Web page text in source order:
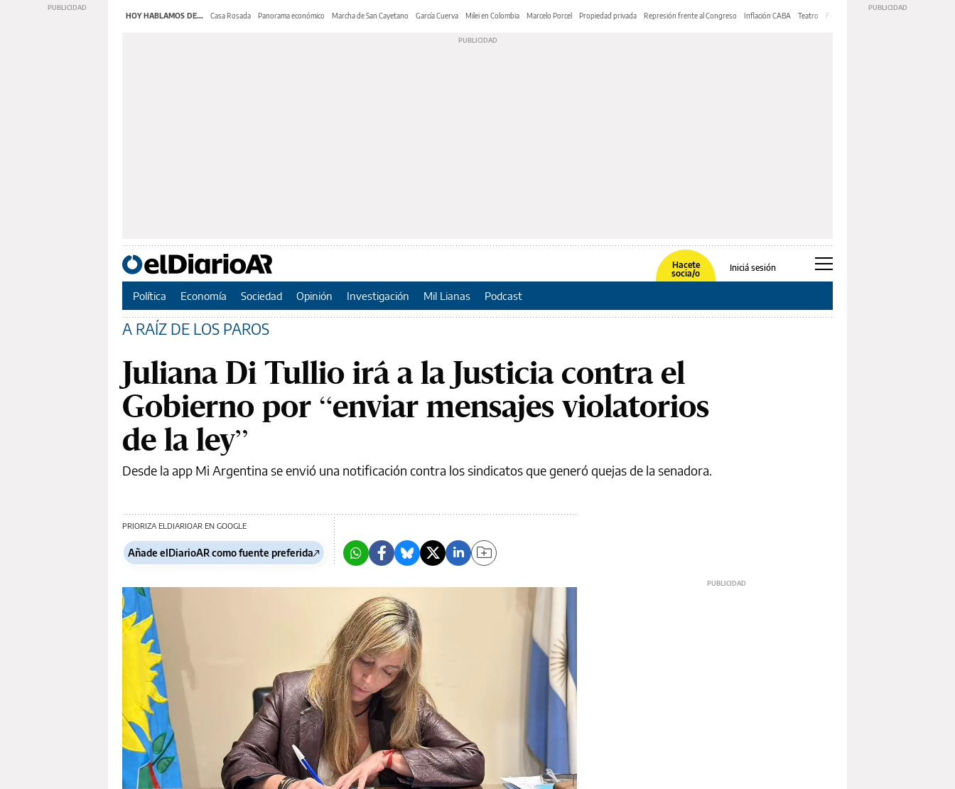
HOY HABLAMOS DE... Casa Rosada Panorama económico Marcha de San Cayetano García Cuerva Milei en Colombia Marcelo Porcel Propiedad privada Represión frente al Congreso Inflación CABA Teatro Feria de Editores
Hacete
socia/o
Iniciá sesión
Política Economía Sociedad Opinión Investigación Mil Lianas Podcast
A RAÍZ DE LOS PAROS
Juliana Di Tullio irá a la Justicia contra el
Gobierno por “enviar mensajes violatorios
de la ley”
Desde la app Mi Argentina se envió una notificación contra los sindicatos que generó quejas de la senadora.
PRIORIZA ELDIARIOAR EN GOOGLE
Añade elDiarioAR como fuente preferida